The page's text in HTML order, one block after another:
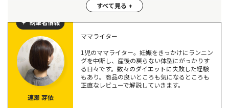
自分が好きなデザイン
【レビュー付き】骨盤ショーツおすすめ5選
マジカルシェリー
ギュギュギュ
整体ショーツNEO＋
ベルミス 着圧ガードル
ワコール骨盤底筋サポートショーツ
執筆者情報
速瀬 芽依
ママライター
1児のママライター。妊娠をきっかけにランニン
グを中断し、産後の戻らない体型にがっかりす
る日々です。数々のダイエットに失敗した経験
もあり。商品の良いところも気になるところも
正直なレビューで解説していきます。